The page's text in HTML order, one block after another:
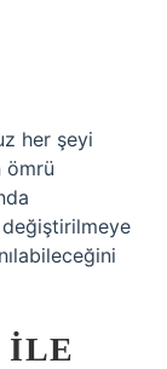
her şeyi
ömrü
ILE